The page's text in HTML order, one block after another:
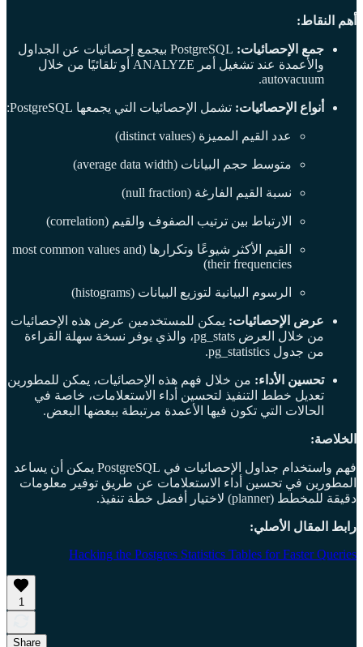
أهم النقاط:
جمع الإحصائيات:
PostgreSQL بيجمع إحصائيات عن الجداول
والأعمدة عند تشغيل أمر ANALYZE أو تلقائيًا من خلال
autovacuum.
أنواع الإحصائيات: تشمل الإحصائيات التي يجمعها PostgreSQL:
عدد القيم المميزة (distinct values)
متوسط حجم البيانات (average data width)
نسبة القيم الفارغة (null fraction)
الارتباط بين ترتيب الصفوف والقيم (correlation)
القيم الأكثر شيوعًا وتكرارها (most common values and
their frequencies)
الرسوم البيانية لتوزيع البيانات (histograms)
عرض الإحصائيات: يمكن للمستخدمين عرض هذه الإحصائيات
من خلال العرض pg_stats، والذي يوفر نسخة سهلة القراءة
من جدول pg_statistics.
تحسين الأداء: من خلال فهم هذه الإحصائيات، يمكن للمطورين
تعديل خطط التنفيذ لتحسين أداء الاستعلامات، خاصة في
الحالات التي تكون فيها الأعمدة مرتبطة ببعضها البعض.
الخلاصة:
فهم واستخدام جداول الإحصائيات في PostgreSQL يمكن أن يساعد
المطورين في تحسين أداء الاستعلامات عن طريق توفير معلومات
دقيقة للمخطط (planner) لاختيار أفضل خطة تنفيذ.
رابط المقال الأصلي:
Hacking the Postgres Statistics Tables for Faster Queries
1
Share